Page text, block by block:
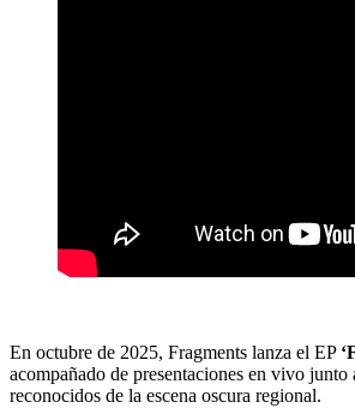
En octubre de 2025, Fragments lanza el EP
acompañado de presentaciones en vivo junto
reconocidos de la escena oscura regional.